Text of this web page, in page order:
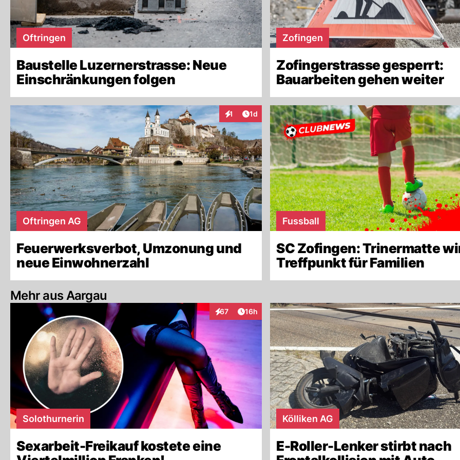
Oftringen
Baustelle Luzernerstrasse: Neue
Einschränkungen folgen
Zofingen
Zofingerstrasse gesperrt:
Bauarbeiten gehen weiter
1
InteraktionenArtikel veröffentlicht:
1d
Oftringen AG
Feuerwerksverbot, Umzonung und
neue Einwohnerzahl
Fussball
SC Zofingen: Trinermatte
Treffpunkt für Familien
Mehr aus Aargau
67
InteraktionenArtikel veröffentlicht:
16h
Solothurnerin
Sexarbeit-Freikauf kostete eine
Kölliken AG
E-Roller-Lenker stirbt nach